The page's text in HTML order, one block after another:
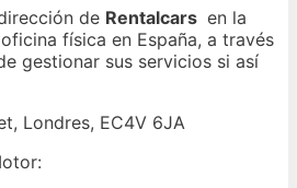
de Rentalcars en la
física en España, a través
gestionar sus servicios si así
Londres, EC4V 6JA